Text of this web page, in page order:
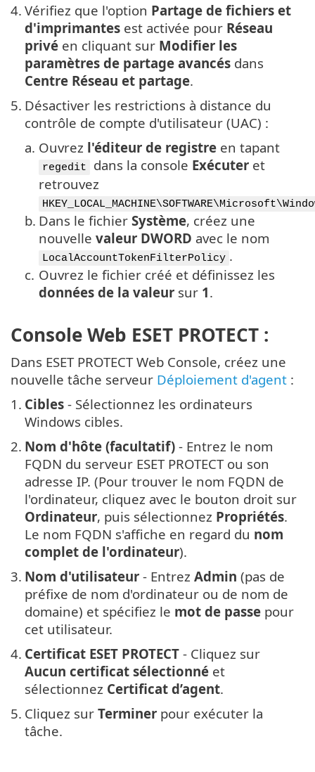
4. Vérifiez que l'option Partage de fichiers et
d'imprimantes est activée pour Réseau
privé en cliquant sur Modifier les
paramètres de partage avancés dans
Centre Réseau et partage.
5. Désactiver les restrictions à distance du
contrôle de compte d'utilisateur (UAC) :
a. Ouvrez l'éditeur de registre en tapant
regedit dans la console Exécuter et
retrouvez
b. Dans le fichier Système, créez une
nouvelle valeur DWORD avec le nom
LocalAccountTokenFilterPolicy .
c. Ouvrez le fichier créé et définissez les
données de la valeur sur 1.
Console Web ESET PROTECT :
Dans ESET PROTECT Web Console, créez une
nouvelle tâche serveur Déploiement d'agent :
1. Cibles - Sélectionnez les ordinateurs
Windows cibles.
2. Nom d'hôte (facultatif) - Entrez le nom
FQDN du serveur ESET PROTECT ou son
adresse IP. (Pour trouver le nom FQDN de
l'ordinateur, cliquez avec le bouton droit sur
Ordinateur, puis sélectionnez Propriétés.
Le nom FQDN s'affiche en regard du nom
complet de l'ordinateur).
3. Nom d'utilisateur - Entrez Admin (pas de
préfixe de nom d'ordinateur ou de nom de
domaine) et spécifiez le mot de passe pour
cet utilisateur.
4. Certificat ESET PROTECT - Cliquez sur
Aucun certificat sélectionné et
sélectionnez Certificat d’agent.
5. Cliquez sur Terminer pour exécuter la
tâche.